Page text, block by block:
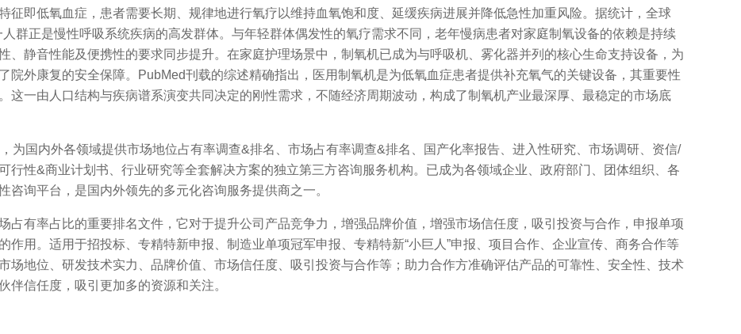
征即低氧血症，患者需要长期、规律地进行氧疗以维持血氧饱和度、延缓疾病进展并降低急性加重风险。据统计，全球
群正是慢性呼吸系统疾病的高发群体。与年轻群体偶发性的氧疗需求不同，老年慢病患者对家庭制氧设备的依赖是持续
、静音性能及便携性的要求同步提升。在家庭护理场景中，制氧机已成为与呼吸机、雾化器并列的核心生命支持设备，为
院外康复的安全保障。PubMed刊载的综述精确指出，医用制氧机是为低氧血症患者提供补充氧气的关键设备，其重要性
这一由人口结构与疾病谱系演变共同决定的刚性需求，不随经济周期波动，构成了制氧机产业最深厚、最稳定的市场底
国内外各领域提供市场地位占有率调查&排名、市场占有率调查&排名、国产化率报告、进入性研究、市场调研、资信/
行性&商业计划书、行业研究等全套解决方案的独立第三方咨询服务机构。已成为各领域企业、政府部门、团体组织、各
询平台，是国内外领先的多元化咨询服务提供商之一。
有率占比的重要排名文件，它对于提升公司产品竞争力，增强品牌价值，增强市场信任度，吸引投资与合作，申报单项
作用。适用于招投标、专精特新申报、制造业单项冠军申报、专精特新“小巨人”申报、项目合作、企业宣传、商务合作等
场地位、研发技术实力、品牌价值、市场信任度、吸引投资与合作等；助力合作方准确评估产品的可靠性、安全性、技术
伴信任度，吸引更加多的资源和关注。